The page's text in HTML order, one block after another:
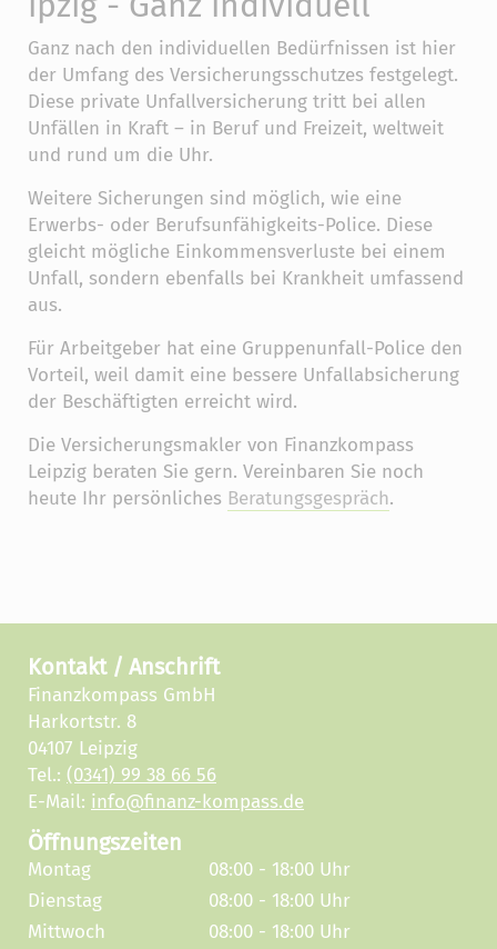
Ganz nach den individuellen Bedürfnissen ist hier
der Umfang des Versicherungsschutzes festgelegt.
Diese private Unfallversicherung tritt bei allen
Unfällen in Kraft – in Beruf und Freizeit, weltweit
und rund um die Uhr.
Weitere Sicherungen sind möglich, wie eine
Erwerbs- oder Berufsunfähigkeits-Police. Diese
gleicht mögliche Einkommensverluste bei einem
Unfall, sondern ebenfalls bei Krankheit umfassend
aus.
Für Arbeitgeber hat eine Gruppenunfall-Police den
Vorteil, weil damit eine bessere Unfallabsicherung
der Beschäftigten erreicht wird.
Die Versicherungsmakler von Finanzkompass
Leipzig beraten Sie gern. Vereinbaren Sie noch
heute Ihr persönliches Beratungsgespräch.
Kontakt / Anschrift
Finanzkompass GmbH
Harkortstr. 8
04107 Leipzig
Tel.: (0341) 99 38 66 56
E-Mail: info@finanz-kompass.de
Öffnungszeiten
Montag
08:00 - 18:00 Uhr
Dienstag
08:00 - 18:00 Uhr
Mittwoch
08:00 - 18:00 Uhr